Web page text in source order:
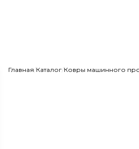
Главная/Каталог/Ковры машинного